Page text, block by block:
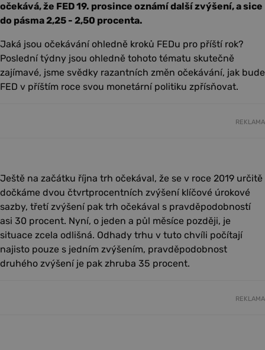
očekává, že FED 19. prosince oznámí další zvýšení, a sice
do pásma 2,25 - 2,50 procenta.
Jaká jsou očekávání ohledně kroků FEDu pro příští rok?
Poslední týdny jsou ohledně tohoto tématu skutečně
zajímavé, jsme svědky razantních změn očekávání, jak bude
FED v příštím roce svou monetární politiku zpřísňovat.
REKLAMA
Ještě na začátku října trh očekával, že se v roce 2019 určitě
dočkáme dvou čtvrtprocentních zvýšení klíčové úrokové
sazby, třetí zvýšení pak trh očekával s pravděpodobností
asi 30 procent. Nyní, o jeden a půl měsíce později, je
situace zcela odlišná. Odhady trhu v tuto chvíli počítají
najisto pouze s jedním zvýšením, pravděpodobnost
druhého zvýšení je pak zhruba 35 procent.
REKLAMA